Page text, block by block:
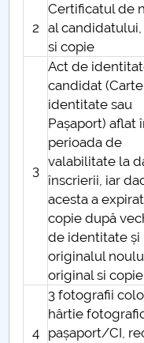
Studenți
Ghiduri pentru
Relații Publice
Relații Internaționale
PNRR
Proiect PRIM STUD
Proiect SU-ETIC
Protecția datelor
UNIVERSITATE
2
Certificatul de
al
si copie
3
Act de
candidat
identitate sau
Pașaport) aflat
perioada de
valabilitate la
înscrierii, iar
acesta a
copie după
de identitate și
originalul
original si copie
4
3 fotografii
hârtie
pașaport/CI,